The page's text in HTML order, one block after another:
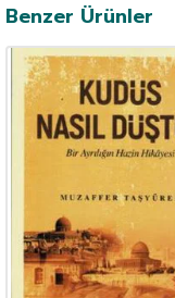
Benzer Ürünler